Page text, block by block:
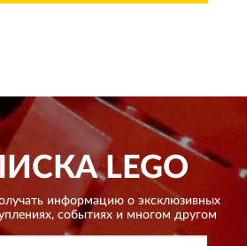
LEGO
информацию о эксклюзивных
событиях и многом другом